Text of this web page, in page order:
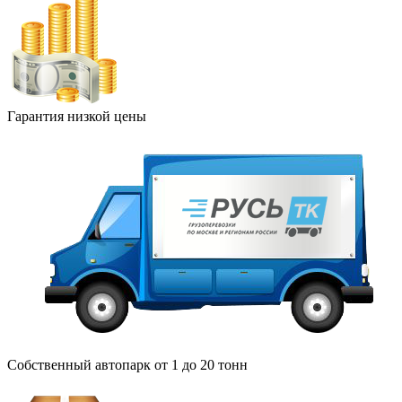
Гарантия низкой цены
Собственный автопарк от 1 до 20 тонн